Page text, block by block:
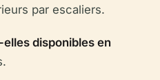
par escaliers.
disponibles en